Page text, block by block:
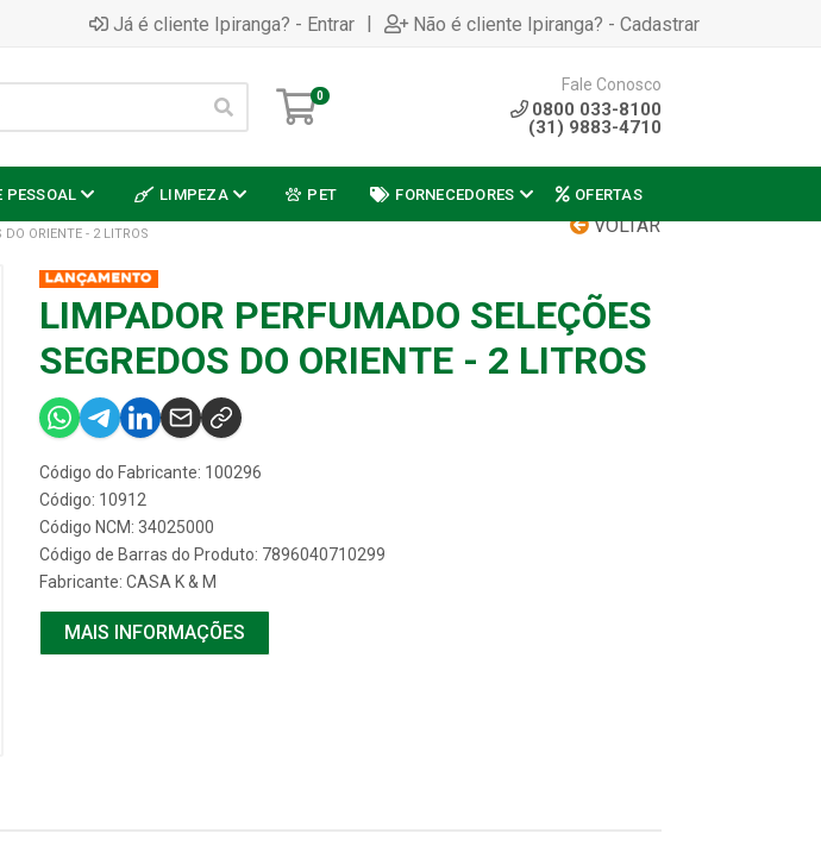
Já é cliente Ipiranga? - Entrar | Não é cliente Ipiranga? - Cadastrar
0
Fale Conosco
0800 033-8100
(31) 9883-4710
PESSOAL LIMPEZA PET FORNECEDORES OFERTAS
VOLTAR
DO ORIENTE - 2 LITROS
LIMPADOR PERFUMADO SELEÇÕES
SEGREDOS DO ORIENTE - 2 LITROS
Código do Fabricante: 100296
Código: 10912
Código NCM: 34025000
Código de Barras do Produto: 7896040710299
Fabricante: CASA K & M
MAIS INFORMAÇÕES